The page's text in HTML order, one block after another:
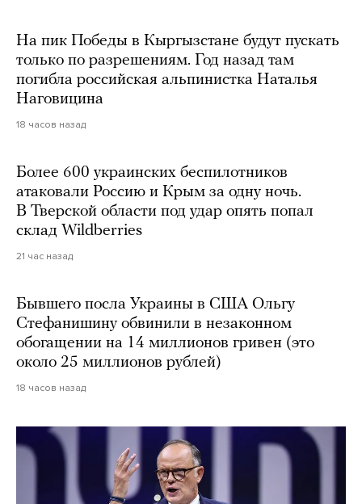
На пик Победы в Кыргызстане будут пускать
только по разрешениям. Год назад там
погибла российская альпинистка Наталья
Наговицина
18 часов назад
Более 600 украинских беспилотников
атаковали Россию и Крым за одну ночь.
В Тверской области под удар опять попал
склад Wildberries
21 час назад
Бывшего посла Украины в США Ольгу
Стефанишину обвинили в незаконном
обогащении на 14 миллионов гривен (это
около 25 миллионов рублей)
18 часов назад